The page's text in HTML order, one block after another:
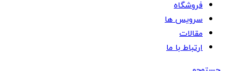
فروشگاه
سرویس ها
مقالات
ارتباط با ما